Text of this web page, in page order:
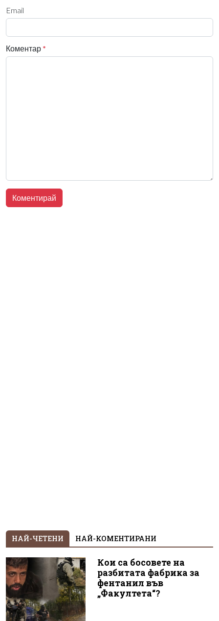
Email
Коментар *
НАЙ-ЧЕТЕНИ НАЙ-КОМЕНТИРАНИ
Кои са босовете на
разбитата фабрика за
фентанил във
„Факултета“?